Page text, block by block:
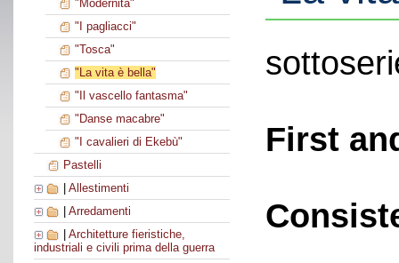
"Modernità"
"I pagliacci"
"Tosca"
"La vita è bella"
"Il vascello fantasma"
"Danse macabre"
"I cavalieri di Ekebù"
Pastelli
Allestimenti
Arredamenti
Architetture fieristiche,
industriali e civili prima della guerra
First